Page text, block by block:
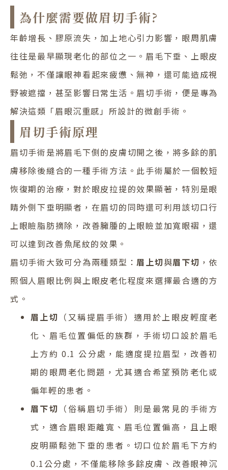
為什麼需要做眉切手術?
年齡增長、膠原流失，加上地心引力影響，眼周肌膚
往往是最早顯現老化的部位之一。眉毛下垂、上眼皮
鬆弛，不僅讓眼神看起來疲憊、無神，還可能造成視
野被遮擋，甚至影響日常生活。眉切手術，便是專為
解決這類「眉眼沉重感」所設計的微創手術。
眉切手術原理
眉切手術是將眉毛下側的皮膚切開之後，將多餘的肌
膚移除後縫合的一種手術方法。此手術屬於一個較短
恢復期的治療，對於眼皮拉提的效果顯著，特別是眼
睛外側下垂明顯者，在眉切的同時還可利用該切口行
上眼瞼脂肪摘除，改善臃腫的上眼瞼並加寬眼褶，還
可以達到改善魚尾紋的效果。
眉切手術大致可分為兩種類型：眉上切與眉下切 ，依
照個人眉眼比例與上眼皮老化程度來選擇最合適的方
式。
眉上切 （又稱提眉手術）適用於上眼皮輕度老
化、眉毛位置偏低的族群，手術切口設於眉毛
上方約 0.1 公分處，能適度提拉眉型，改善初
期的眼周老化問題，尤其適合希望預防老化或
偏年輕的患者。
眉下切 （俗稱眉切手術）則是最常見的手術方
式，適合眉眼距離寬、眉毛位置偏高，且上眼
皮明顯鬆弛下垂的患者。切口位於眉毛下方約
0.1公分處，不僅能移除多餘皮膚、改善眼神沉